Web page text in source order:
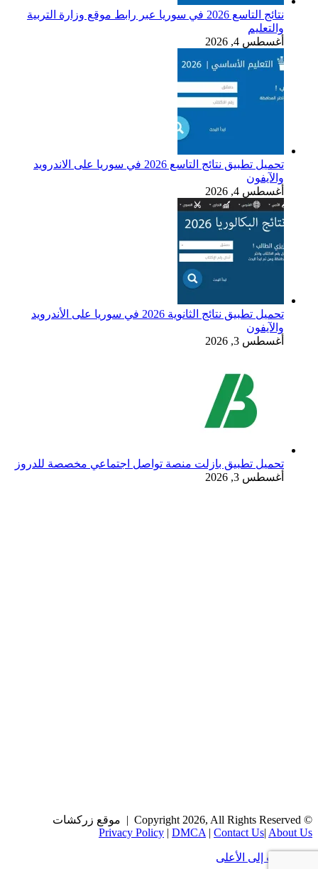
نتائج التاسع 2026 في سوريا عبر رابط موقع وزارة التربية
والتعليم
أغسطس 4, 2026
تحميل تطبيق نتائج التاسع 2026 في سوريا على الاندرويد
والآيفون
أغسطس 4, 2026
تحميل تطبيق نتائج الثانوية 2026 في سوريا على الأندرويد
والآيفون
أغسطس 3, 2026
تحميل تطبيق بازلت منصة تواصل اجتماعي مخصصة للدروز
أغسطس 3, 2026
© Copyright 2026, All Rights Reserved | موقع زركشات
Privacy Policy | DMCA | Contact Us| About Us
زر الذهاب إلى الأعلى